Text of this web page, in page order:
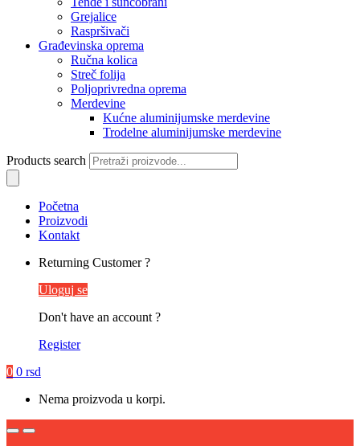
Grejalice
Raspršivači
Građevinska oprema
Ručna kolica
Streč folija
Poljoprivredna oprema
Merdevine
Kućne aluminijumske merdevine
Trodelne aluminijumske merdevine
Products search
Početna
Proizvodi
Kontakt
Returning Customer ?
Uloguj se
Don't have an account ?
Register
0 0 rsd
Nema proizvoda u korpi.